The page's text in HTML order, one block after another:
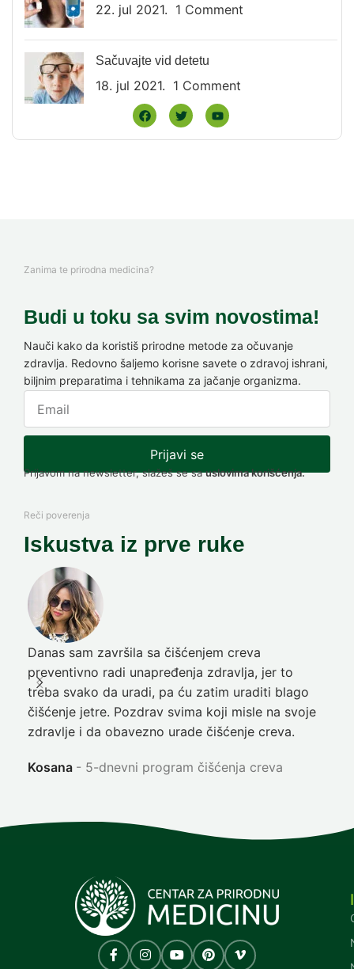
22. jul 2021. 1 Comment
Sačuvajte vid detetu
18. jul 2021. 1 Comment
Zanima te prirodna medicina?
Budi u toku sa svim novostima!
Nauči kako da koristiš prirodne metode za očuvanje
zdravlja. Redovno šaljemo korisne savete o zdravoj ishrani,
biljnim preparatima i tehnikama za jačanje organizma.
Prijavi se
Prijavom na newsletter, slažeš se sauslovima korišćenja.
Reči poverenja
Iskustva iz prve ruke
Danas sam završila sa čišćenjem creva
preventivno radi unapređenja zdravlja, jer to
treba svako da uradi, pa ću zatim uraditi blago
čišćenje jetre. Pozdrav svima koji misle na svoje
zdravlje i da obavezno urade čišćenje creva.
Kosana 5-dnevni program čišćenja creva